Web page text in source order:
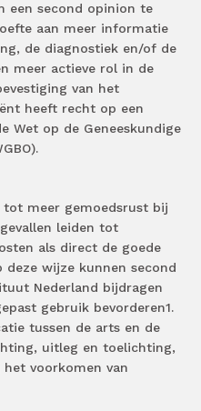
een second opinion te
aan meer informatie
de diagnostiek en/of de
meer actieve rol in de
van het
heeft recht op een
Wet op de Geneeskundige
tot meer gemoedsrust bij
leiden tot
als direct de goede
wijze kunnen second
Nederland bijdragen
gebruik bevorderen1.
tussen de arts en de
uitleg en toelichting,
het voorkomen van